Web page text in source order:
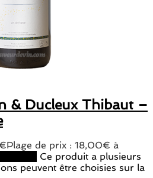
& Ducleux Thibaut –
Plage de prix : 18,00€ à
Ce produit a plusieurs
peuvent être choisies sur la